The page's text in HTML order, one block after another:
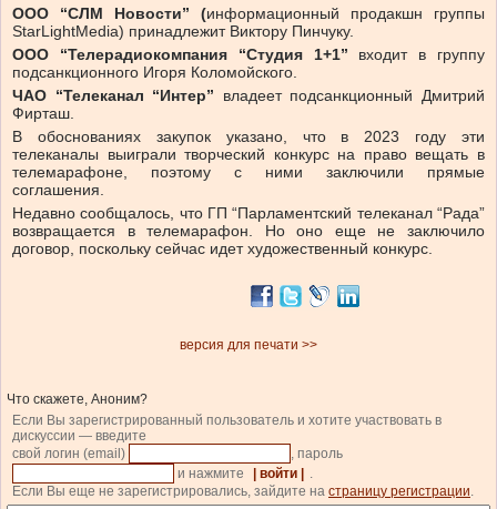
ООО “СЛМ Новости” (информационный продакшн группы
StarLightMedia) принадлежит Виктору Пинчуку.
ООО “Телерадиокомпания “Студия 1+1”
входит в группу
подсанкционного Игоря Коломойского.
ЧАО “Телеканал “Интер”
владеет подсанкционный Дмитрий
Фирташ.
В обоснованиях закупок указано, что в 2023 году эти
телеканалы выиграли творческий конкурс на право вещать в
телемарафоне, поэтому с ними заключили прямые
соглашения.
Недавно сообщалось, что ГП “Парламентский телеканал “Рада”
возвращается в телемарафон. Но оно еще не заключило
договор, поскольку сейчас идет художественный конкурс.
версия для печати >>
Что скажете, Аноним?
Если Вы зарегистрированный пользователь и хотите участвовать в
дискуссии — введите
свой логин (email)
, пароль
и нажмите
| войти |
.
Если Вы еще не зарегистрировались, зайдите на страницу регистрации.